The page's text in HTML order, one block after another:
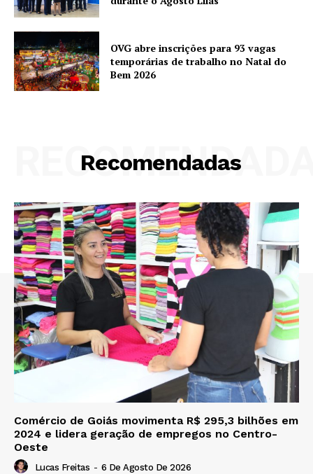
OVG abre inscrições para 93 vagas
temporárias de trabalho no Natal do
Bem 2026
Recomendadas
Comércio de Goiás movimenta R$ 295,3 bilhões em
2024 e lidera geração de empregos no Centro-
Oeste
Lucas Freitas - 6 De Agosto De 2026